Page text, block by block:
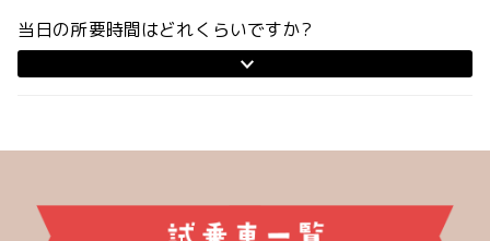
当日の所要時間はどれくらいですか?